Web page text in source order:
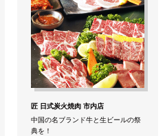
匠 日式炭火焼肉 市内店
中国の名ブランド牛と生ビールの祭
典を！